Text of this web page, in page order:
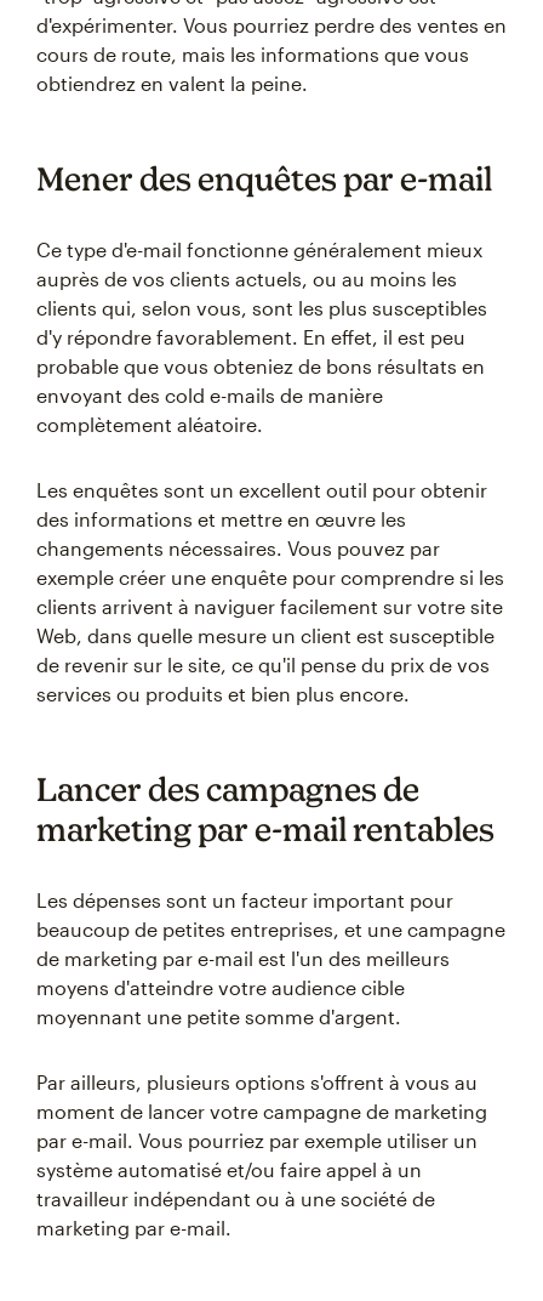
d'expérimenter. Vous pourriez perdre des ventes en
cours de route, mais les informations que vous
obtiendrez en valent la peine.
Mener des enquêtes par e-mail
Ce type d'e-mail fonctionne généralement mieux
auprès de vos clients actuels, ou au moins les
clients qui, selon vous, sont les plus susceptibles
d'y répondre favorablement. En effet, il est peu
probable que vous obteniez de bons résultats en
envoyant des cold e-mails de manière
complètement aléatoire.
Les enquêtes sont un excellent outil pour obtenir
des informations et mettre en œuvre les
changements nécessaires. Vous pouvez par
exemple créer une enquête pour comprendre si les
clients arrivent à naviguer facilement sur votre site
Web, dans quelle mesure un client est susceptible
de revenir sur le site, ce qu'il pense du prix de vos
services ou produits et bien plus encore.
Lancer des campagnes de
marketing par e-mail rentables
Les dépenses sont un facteur important pour
beaucoup de petites entreprises, et une campagne
de marketing par e-mail est l'un des meilleurs
moyens d'atteindre votre audience cible
moyennant une petite somme d'argent.
Par ailleurs, plusieurs options s'offrent à vous au
moment de lancer votre campagne de marketing
par e-mail. Vous pourriez par exemple utiliser un
système automatisé et/ou faire appel à un
travailleur indépendant ou à une société de
marketing par e-mail.